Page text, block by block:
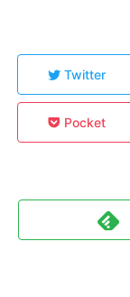
Twitter
Pocket